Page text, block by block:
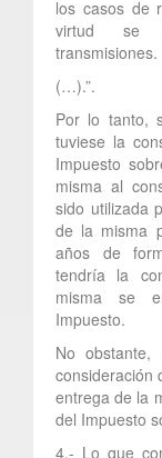
los casos de
virtud se
transmisiones.
(…).”.
Por lo tanto,
tuviese la
Impuesto
misma al
sido utilizada
de la misma
años de
tendría la
misma se
Impuesto.
No
consideración
entrega de la
del Impuesto
4.- Lo que